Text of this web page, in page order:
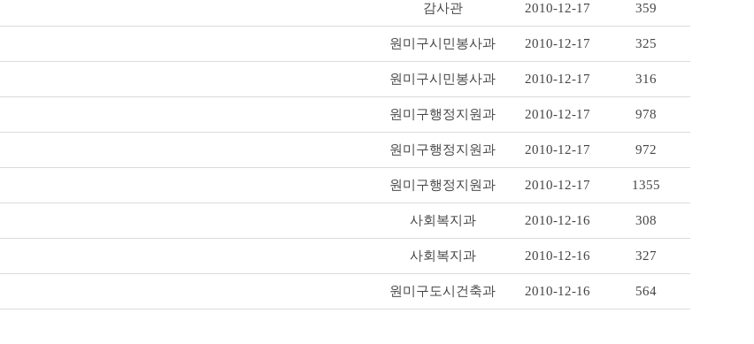
감사관 2010-12-17 359
원미구시민봉사과 2010-12-17 325
원미구시민봉사과 2010-12-17 316
원미구행정지원과 2010-12-17 978
원미구행정지원과 2010-12-17 972
원미구행정지원과 2010-12-17 1355
사회복지과 2010-12-16 308
사회복지과 2010-12-16 327
원미구도시건축과 2010-12-16 564